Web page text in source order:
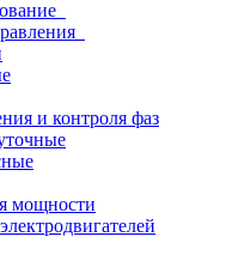
и контроля фаз
мощности